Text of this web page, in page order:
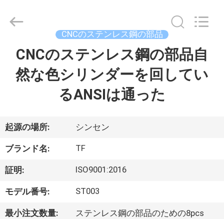
品
わ
た
し
Copyright
Shenzhen
Technology
CNCのステンレス鋼の部品
CNCのステンレス鋼の部品自
然な色シリンダーを回してい
るANSIは通った
起源の場所: シンセン
ブランド名: TF
証明: ISO9001:2016
モデル番号: ST003
最小注文数量: ステンレス鋼の部品のための8pcs